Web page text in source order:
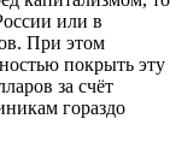
или в
При этом
покрыть эту
за счёт
гораздо